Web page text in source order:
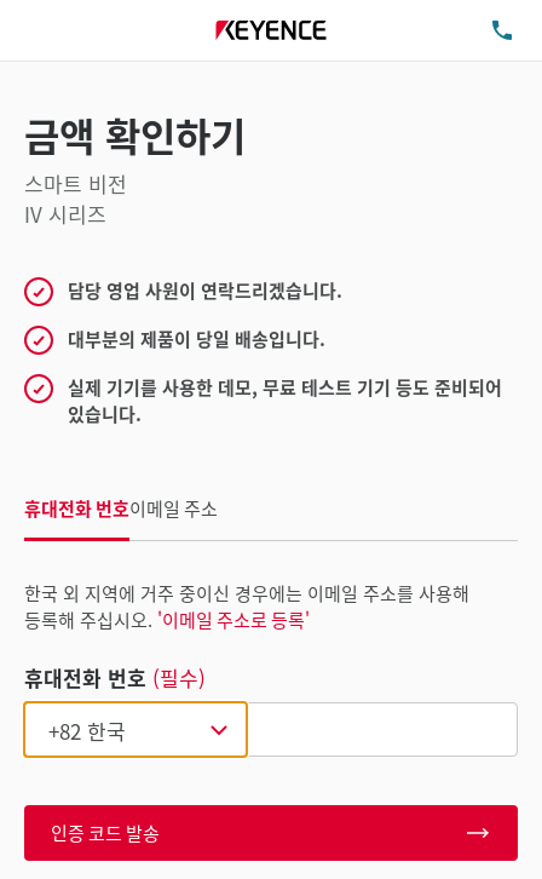
금액 확인하기
스마트 비전
IV 시리즈
담당 영업 사원이 연락드리겠습니다.
대부분의 제품이 당일 배송입니다.
실제 기기를 사용한 데모, 무료 테스트 기기 등도 준비되어
있습니다.
휴대전화 번호이메일 주소
한국 외 지역에 거주 중이신 경우에는 이메일 주소를 사용해
등록해 주십시오. '이메일 주소로 등록'
휴대전화 번호 (필수)
인증 코드 발송